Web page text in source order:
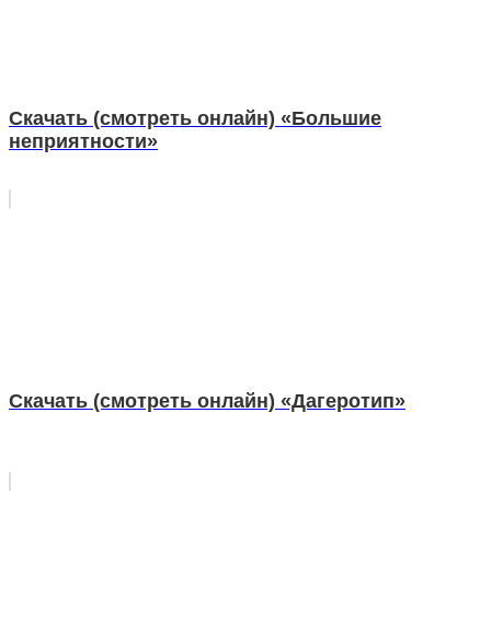
Скачать (смотреть онлайн) «Большие
неприятности»
Скачать (смотреть онлайн) «Дагеротип»